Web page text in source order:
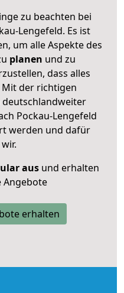
zu beachten bei
Lengefeld. Es ist
um alle Aspekte des
planen und zu
dass alles
der richtigen
Pockau-Lengefeld
werden und dafür
ausund erhalten
Angebote
erhalten